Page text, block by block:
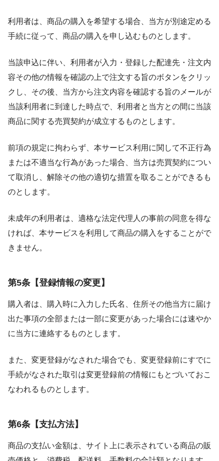
利用者は、商品の購入を希望する場合、当方が別途定める
手続に従って、商品の購入を申し込むものとします。
当該申込に伴い、利用者が入力・登録した配達先・注文内
容その他の情報を確認の上で注文する旨のボタンをクリッ
クし、その後、当方から注文内容を確認する旨のメールが
当該利用者に到達した時点で、利用者と当方との間に当該
商品に関する売買契約が成立するものとします。
前項の規定に拘わらず、本サービス利用に関して不正行為
または不適当な行為があった場合、当方は売買契約につい
て取消し、解除その他の適切な措置を取ることができるも
のとします。
未成年の利用者は、適格な法定代理人の事前の同意を得な
ければ、本サービスを利用して商品の購入をすることがで
きません。
第5条【登録情報の変更】
購入者は、購入時に入力した氏名、住所その他当方に届け
出た事項の全部または一部に変更があった場合には速やか
に当方に連絡するものとします。
また、変更登録がなされた場合でも、変更登録前にすでに
手続がなされた取引は変更登録前の情報にもとづいておこ
なわれるものとします。
第6条【支払方法】
商品の支払い金額は、サイト上に表示されている商品の販